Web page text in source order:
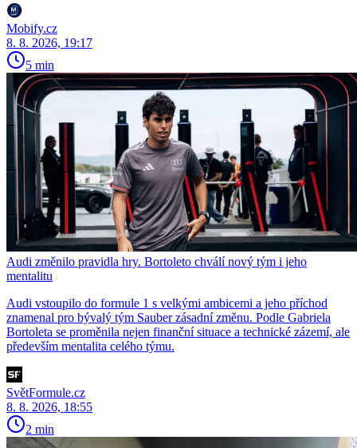
Mobify.cz
8. 8. 2026, 19:17
5 min
Audi změnilo pravidla hry. Bortoleto chválí nový tým i jeho
mentalitu
Audi vstoupilo do formule 1 s velkými ambicemi a jeho příchod
znamenal pro bývalý tým Sauber zásadní změnu. Podle Gabriela
Bortoleta se proměnila nejen finanční situace a technické zázemí, ale
především mentalita celého týmu.
SvětFormule.cz
8. 8. 2026, 18:55
2 min